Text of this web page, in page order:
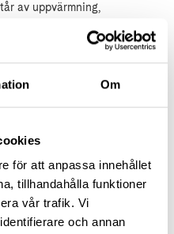
Om
för att anpassa innehållet
tillhandahålla funktioner
vår trafik. Vi
och annan
av uppvärmning,
fokus och
Tai Chirörelser. Viktigt: Alla
behov och eventuella